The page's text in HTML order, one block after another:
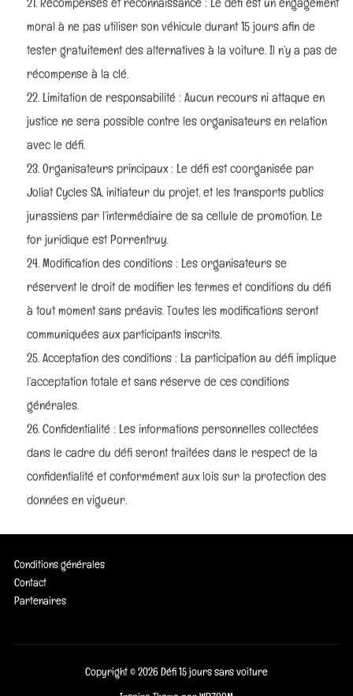
Récompenses et reconnaissance : Le défi est un engagement
moral à ne pas utiliser son véhicule durant 15 jours afin de
tester gratuitement des alternatives à la voiture. Il n’y a pas de
récompense à la clé.
Limitation de responsabilité : Aucun recours ni attaque en
justice ne sera possible contre les organisateurs en relation
avec le défi.
Organisateurs principaux : Le défi est coorganisée par
Joliat Cycles SA, initiateur du projet, et les transports publics
jurassiens par l’intermédiaire de sa cellule de promotion. Le
for juridique est Porrentruy.
Modification des conditions : Les organisateurs se
réservent le droit de modifier les termes et conditions du défi
à tout moment sans préavis. Toutes les modifications seront
communiquées aux participants inscrits.
Acceptation des conditions : La participation au défi implique
l’acceptation totale et sans réserve de ces conditions
générales.
Confidentialité : Les informations personnelles collectées
dans le cadre du défi seront traitées dans le respect de la
confidentialité et conformément aux lois sur la protection des
données en vigueur.
Conditions générales
Contact
Partenaires
Copyright © 2026 Défi 15 jours sans voiture